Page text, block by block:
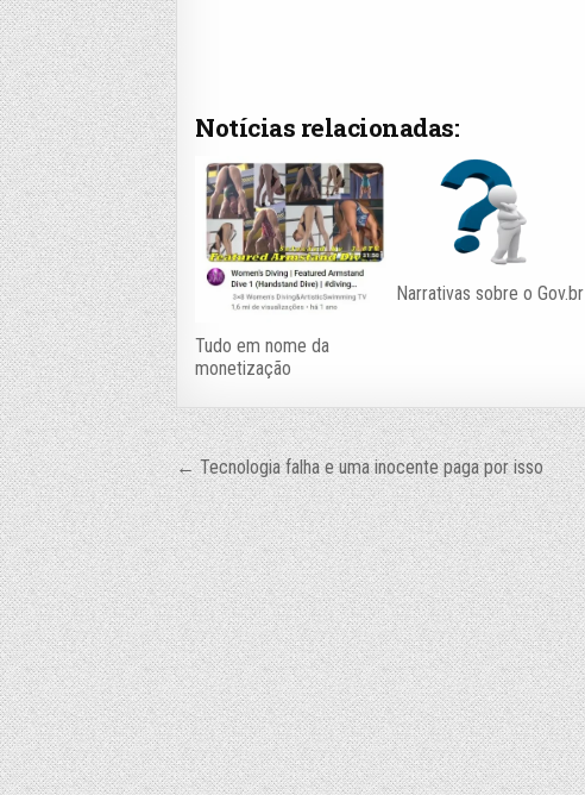
Notícias relacionadas:
Tudo em nome da
monetização
Narrativas sobre o Gov.br
Navegação
de
Post
← Tecnologia falha e uma inocente paga por isso